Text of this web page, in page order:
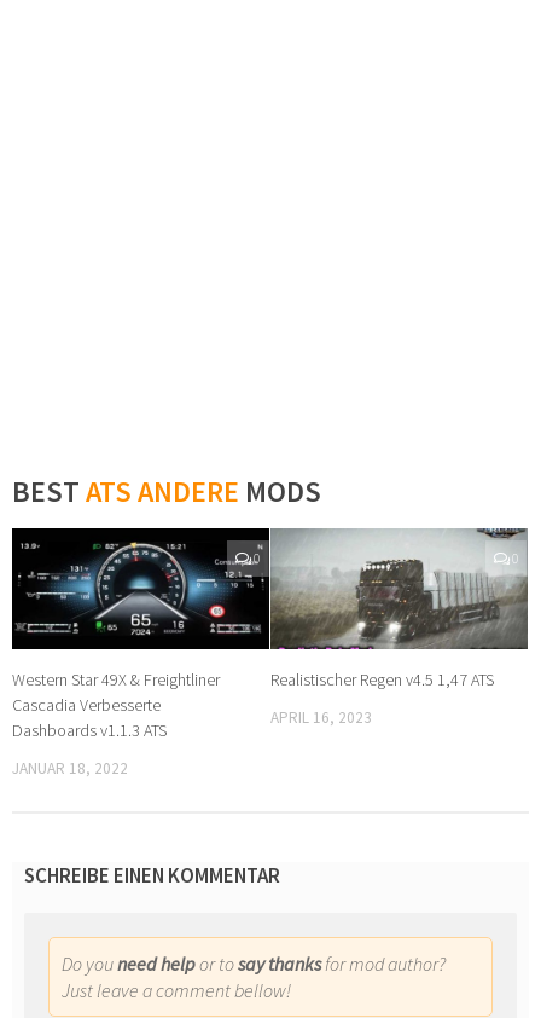
BESTATS ANDERE MODS
0
Western Star 49X & Freightliner
Cascadia Verbesserte
Dashboards v1.1.3 ATS
JANUAR 18, 2022
0
Realistischer Regen v4.5 1,47 ATS
APRIL 16, 2023
SCHREIBE EINEN KOMMENTAR
Do youneed helpor tosay thanksfor mod author?
Just leave a comment bellow!